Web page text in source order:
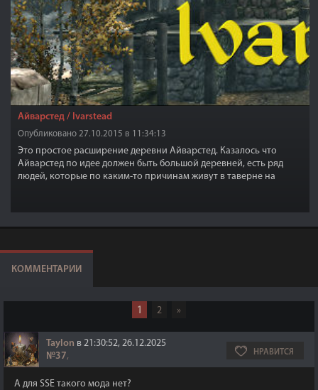
Айварстед / Ivarstead
Опубликовано 27.10.2015 в 11:34:13
Это простое расширение деревни Айварстед. Казалось что
Айварстед по идее должен быть большой деревней, есть ряд
людей, которые по каким-то причинам живут в таверне на
КОММЕНТАРИИ
1 2 »
Taylon в 21:30:52, 26.12.2025
№37, НРАВИТСЯ
А для SSE такого мода нет?